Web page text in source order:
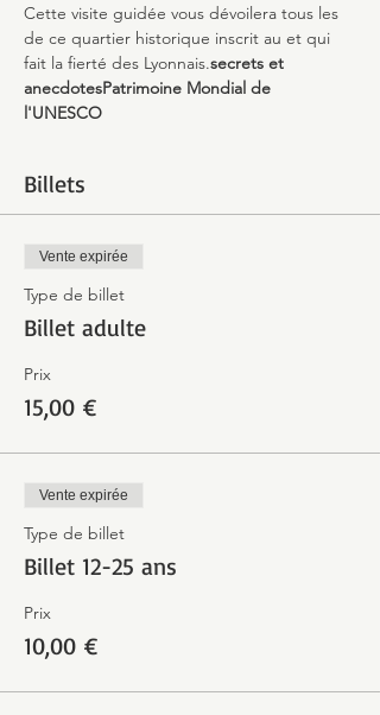
Cette visite guidée vous dévoilera tous les
de ce quartier historique inscrit au et qui
fait la fierté des Lyonnais.secrets et
anecdotesPatrimoine Mondial de
l'UNESCO
Billets
Vente expirée
Type de billet
Billet adulte
Prix
15,00 €
Vente expirée
Type de billet
Billet 12-25 ans
Prix
10,00 €